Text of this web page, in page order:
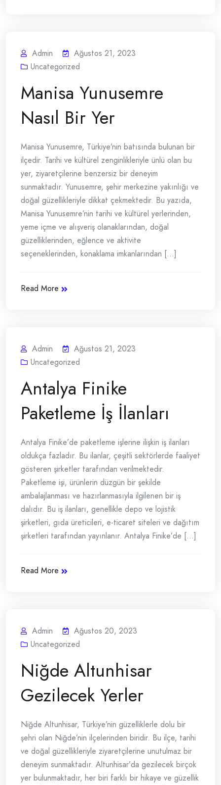
Admin
Ağustos 21, 2023
Uncategorized
Manisa Yunusemre
Nasıl Bir Yer
Manisa Yunusemre, Türkiye’nin batısında bulunan bir
ilçedir. Tarihi ve kültürel zenginlikleriyle ünlü olan bu
yer, ziyaretçilerine benzersiz bir deneyim
sunmaktadır. Yunusemre, şehir merkezine yakınlığı ve
doğal güzellikleriyle dikkat çekmektedir. Bu yazıda,
Manisa Yunusemre’nin tarihi ve kültürel yerlerinden,
yeme içme ve alışveriş olanaklarından, doğal
güzelliklerinden, eğlence ve aktivite
seçeneklerinden, konaklama imkanlarından [...]
Read More
Admin
Ağustos 21, 2023
Uncategorized
Antalya Finike
Paketleme İş İlanları
Antalya Finike’de paketleme işlerine ilişkin iş ilanları
oldukça fazladır. Bu ilanlar, çeşitli sektörlerde faaliyet
gösteren şirketler tarafından verilmektedir.
Paketleme işi, ürünlerin düzgün bir şekilde
ambalajlanması ve hazırlanmasıyla ilgilenen bir iş
dalıdır. Bu iş ilanları, genellikle depo ve lojistik
şirketleri, gıda üreticileri, e-ticaret siteleri ve dağıtım
şirketleri tarafından yayınlanır. Antalya Finike’de [...]
Read More
Admin
Ağustos 20, 2023
Uncategorized
Niğde Altunhisar
Gezilecek Yerler
Niğde Altunhisar, Türkiye’nin güzelliklerle dolu bir
şehri olan Niğde’nin ilçelerinden biridir. Bu ilçe, tarihi
ve doğal güzellikleriyle ziyaretçilerine unutulmaz bir
deneyim sunmaktadır. Altunhisar’da gezilecek birçok
yer bulunmaktadır, her biri farklı bir hikaye ve güzellik